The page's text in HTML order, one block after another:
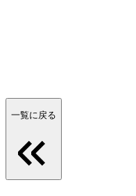
一覧に戻る